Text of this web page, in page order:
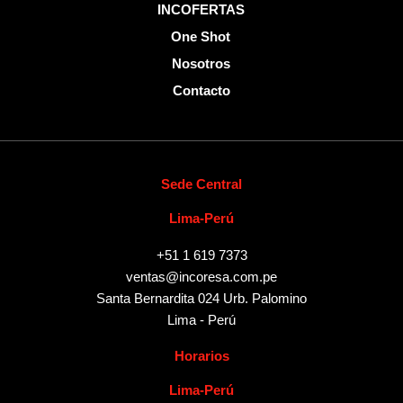
INCOFERTAS
One Shot
Nosotros
Contacto
Sede Central
Lima-Perú
+51 1 619 7373
ventas@incoresa.com.pe
Santa Bernardita 024 Urb. Palomino
Lima - Perú
Horarios
Lima-Perú